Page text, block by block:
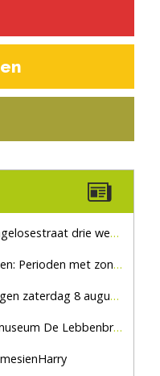
dicht voor doorgaand verkeer
met zon en droog
marktplein Haaksbergen
De Lebbenbrugge